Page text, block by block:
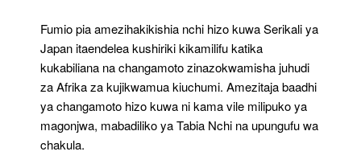
Fumio pia amezihakikishia nchi hizo kuwa Serikali ya
Japan itaendelea kushiriki kikamilifu katika
kukabiliana na changamoto zinazokwamisha juhudi
za Afrika za kujikwamua kiuchumi. Amezitaja baadhi
ya changamoto hizo kuwa ni kama vile milipuko ya
magonjwa, mabadiliko ya Tabia Nchi na upungufu wa
chakula.